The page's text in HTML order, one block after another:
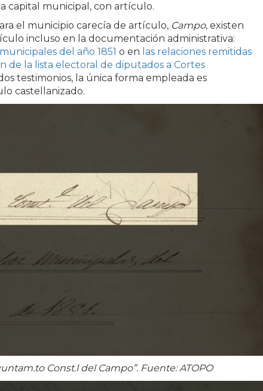
capital municipal, con artículo.
el municipio carecía de artículo, Campo, existen
incluso en la documentación administrativa:
del año 1851 o en las relaciones remitidas
de la lista electoral de diputados a Cortes
testimonios, la única forma empleada es
castellanizado.
Const.l del Campo”. Fuente: ATOPO